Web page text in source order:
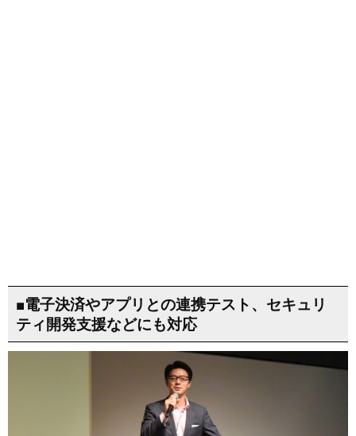
■電子決済やアプリとの連携テスト、セキュリ
ティ開発支援などにも対応